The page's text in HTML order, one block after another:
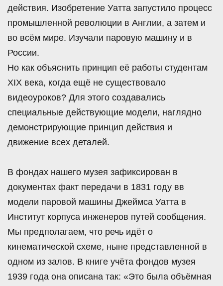
действия. Изобретение Уатта запустило процесс
промышленной революции в Англии, а затем и
во всём мире. Изучали паровую машину и в
России.
Но как объяснить принцип её работы студентам
XIX века, когда ещё не существовало
видеоуроков? Для этого создавались
специальные действующие модели, наглядно
демонстрирующие принцип действия и
движение всех деталей.
В фондах нашего музея зафиксирован в
документах факт передачи в 1831 году вв
модели паровой машины Джеймса Уатта в
Институт корпуса инженеров путей сообщения.
Мы предполагаем, что речь идёт о
кинематической схеме, ныне представленной в
одном из залов. В книге учёта фондов музея
1939 года она описана так: «Это была объёмная